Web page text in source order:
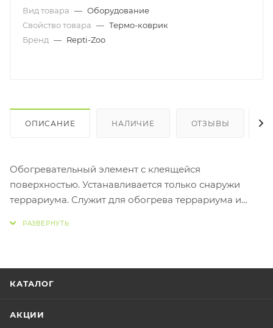
Вид товара — Оборудование
Свойство товара — Термо-коврик
Бренд — Repti-Zoo
ОПИСАНИЕ НАЛИЧИЕ ОТЗЫВЫ
Обогревательный элемент с клеящейся
поверхностью. Устанавливается только снаружи
террариума. Служит для обогрева террариума и
КАТАЛОГ
АКЦИИ